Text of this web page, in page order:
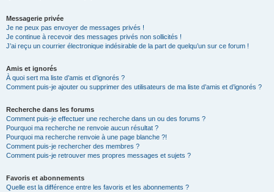
Messagerie privée
Je ne peux pas envoyer de messages privés !
Je continue à recevoir des messages privés non sollicités !
J’ai reçu un courrier électronique indésirable de la part de quelqu’un sur ce forum !
Amis et ignorés
À quoi sert ma liste d’amis et d’ignorés ?
Comment puis-je ajouter ou supprimer des utilisateurs de ma liste d’amis et d’ignorés ?
Recherche dans les forums
Comment puis-je effectuer une recherche dans un ou des forums ?
Pourquoi ma recherche ne renvoie aucun résultat ?
Pourquoi ma recherche renvoie à une page blanche ?!
Comment puis-je rechercher des membres ?
Comment puis-je retrouver mes propres messages et sujets ?
Favoris et abonnements
Quelle est la différence entre les favoris et les abonnements ?